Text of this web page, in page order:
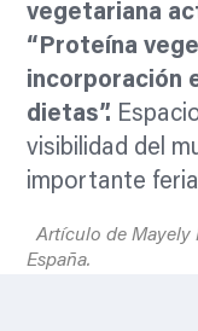
vegetariana
“Proteína
incorporación
dietas”.
visibilidad del
importante
Artículo de Mayely
España.